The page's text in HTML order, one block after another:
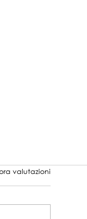
valutazioni